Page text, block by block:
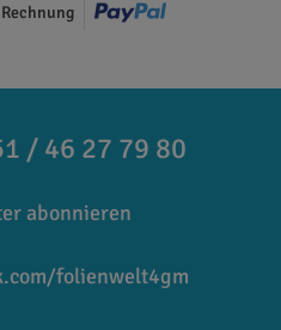
Rechnung
/ 46 27 79 80
abonnieren
folienwelt4gm